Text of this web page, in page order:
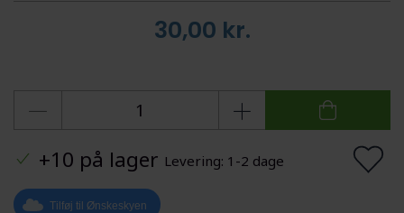
30,00 kr.
+10 på lager Levering: 1-2 dage
Tilføj til Ønskeskyen